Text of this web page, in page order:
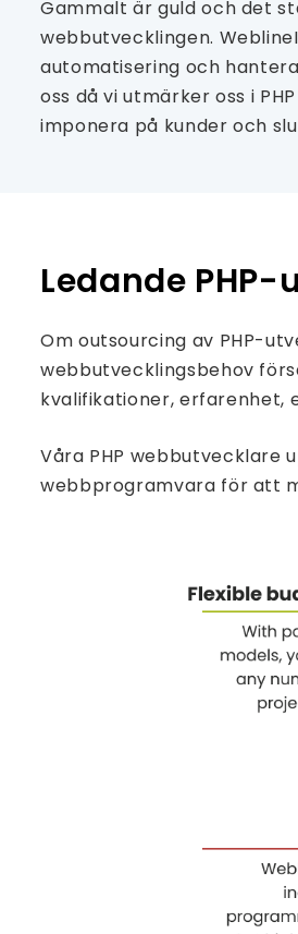
Gammalt är guld och det
webbutvecklingen.
automatisering och
oss då vi utmärker oss i
imponera på kunder och
Ledande
Om outsourcing av PHP-
webbutvecklingsbehov
kvalifikationer, erfarenhet,
Våra PHP webbutvecklare
webbprogramvara för att